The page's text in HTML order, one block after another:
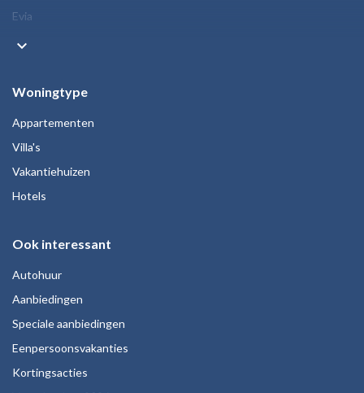
Evia
keyboard_arrow_down
Woningtype
Appartementen
Villa's
Vakantiehuizen
Hotels
Ook interessant
Autohuur
Aanbiedingen
Speciale aanbiedingen
Eenpersoonsvakanties
Kortingsacties